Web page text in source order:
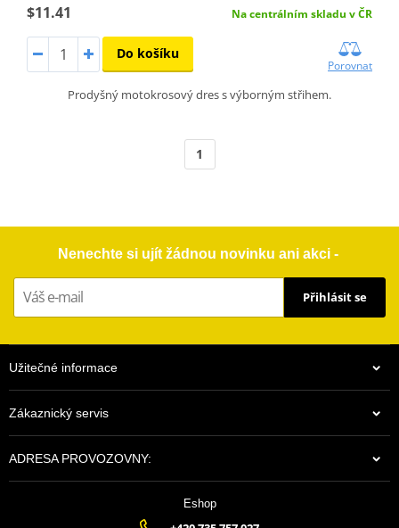
$11.41 Na centrálním skladu v ČR
Do košíku
Porovnat
Prodyšný motokrosový dres s výborným střihem.
1
Nenechte si ujít žádnou novinku ani akci -
Přihlásit se
Užitečné informace
Zákaznický servis
ADRESA PROVOZOVNY:
Eshop